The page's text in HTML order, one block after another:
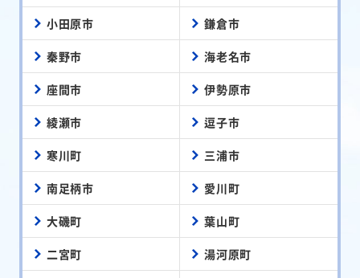
小田原市 鎌倉市
秦野市 海老名市
座間市 伊勢原市
綾瀬市 逗子市
寒川町 三浦市
南足柄市 愛川町
大磯町 葉山町
二宮町 湯河原町